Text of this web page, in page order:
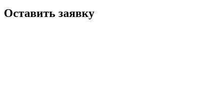
Оставить заявку